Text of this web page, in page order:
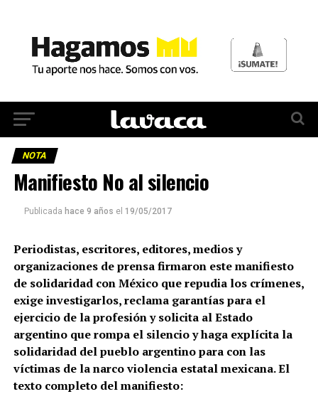
NOTA
Manifiesto No al silencio
Publicada hace 9 años el 19/05/2017
Periodistas, escritores, editores, medios y
organizaciones de prensa firmaron este manifiesto
de solidaridad con México que repudia los crímenes,
exige investigarlos, reclama garantías para el
ejercicio de la profesión y solicita al Estado
argentino que rompa el silencio y haga explícita la
solidaridad del pueblo argentino para con las
víctimas de la narco violencia estatal mexicana. El
texto completo del manifiesto: